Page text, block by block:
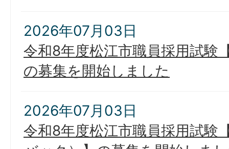
2026年07月03日
令和8年度松江市職員採用試験
の募集を開始しました
2026年07月03日
令和8年度松江市職員採用試験